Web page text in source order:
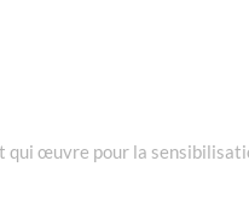
œuvre pour la